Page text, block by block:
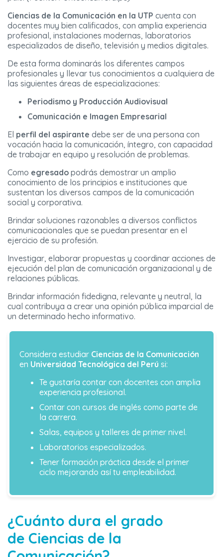
Ciencias de la Comunicación en la UTP cuenta con
docentes muy bien calificados, con amplia experiencia
profesional, instalaciones modernas, laboratorios
especializados de diseño, televisión y medios digitales.
De esta forma dominarás los diferentes campos
profesionales y llevar tus conocimientos a cualquiera de
las siguientes áreas de especializaciones:
Periodismo y Producción Audiovisual
Comunicación e Imagen Empresarial
El perfil del aspirante debe ser de una persona con
vocación hacia la comunicación, íntegro, con capacidad
de trabajar en equipo y resolución de problemas.
Como egresado podrás demostrar un amplio
conocimiento de los principios e instituciones que
sustentan los diversos campos de la comunicación
social y corporativa.
Brindar soluciones razonables a diversos conflictos
comunicacionales que se puedan presentar en el
ejercicio de su profesión.
Investigar, elaborar propuestas y coordinar acciones de
ejecución del plan de comunicación organizacional y de
relaciones públicas.
Brindar información fidedigna, relevante y neutral, la
cual contribuya a crear una opinión pública imparcial de
un determinado hecho informativo.
Considera estudiar Ciencias de la Comunicación
en Universidad Tecnológica del Perú si:
Te gustaría contar con docentes con amplia
experiencia profesional.
Contar con cursos de inglés como parte de
la carrera.
Salas, equipos y talleres de primer nivel.
Laboratorios especializados.
Tener formación práctica desde el primer
ciclo mejorando así tu empleabilidad.
¿Cuánto dura el grado
de Ciencias de la